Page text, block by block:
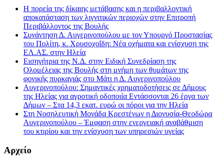
Η πορεία της δίκαιης μετάβασης και η περιβαλλοντική
αποκατάσταση των λιγνιτικών περιοχών στην Επιτροπή
Περιβάλλοντος της Βουλής
Συνάντηση Δ. Αυγερινοπούλου με τον Υπουργό Προστασίας
του Πολίτη, κ. Χρυσοχοΐδη: Νέα οχήματα και ενίσχυση της
ΕΛ.ΑΣ. στην Ηλεία
Εισηγήτρια της Ν.Δ. στην Ειδική Συνεδρίαση της
Ολομέλειας της Βουλής στη μνήμη των θυμάτων της
φονικής πυρκαγιάς στο Μάτι η Δ. Αυγερινοπούλου
Αυγερινοπούλου: Σημαντικές χρηματοδοτήσεις σε Δήμους
της Ηλείας για αγροτική οδοποιία Εντάσσονται 26 έργα των
Δήμων – Στα 14,3 εκατ. ευρώ οι πόροι για την Ηλεία
Στη Νοσηλευτική Μονάδα Κρεστένων η Διονυσία-Θεοδώρα
Αυγερινοπούλου – Έμφαση στην ενεργειακή αναβάθμιση
του κτιρίου και την ενίσχυση των υπηρεσιών υγείας
Αρχείο